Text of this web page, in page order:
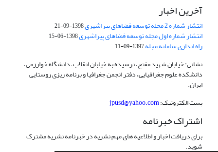
آخرین اخبار
انتشار شماره 2 مجله توسعه فضاهای پیراشهری 1398-09-21
انتشار شماره اول مجله توسعه فضاهای پیراشهری1398-06-15
راه اندازی سامانه مجله1397-09-11
نشانی: خیابان شهید مفتح، نرسیده به خیابان انقلاب، دانشگاه خوارزمی،
دانشکده علوم جغرافیایی، دفتر انجمن جغرافیا و برنامه ریزی روستایی
ایران.
پست الکترونیک:jpusd@yahoo.com
اشتراک خبرنامه
برای دریافت اخبار و اطلاعیه های مهم نشریه در خبرنامه نشریه مشترک
شوید.